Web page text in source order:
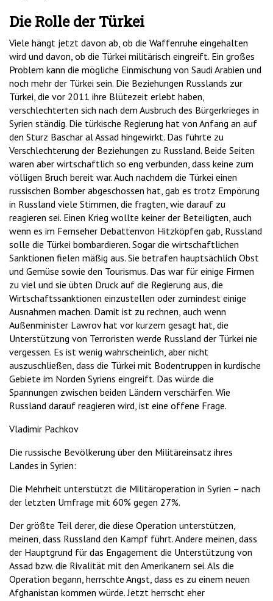
Die Rolle der Türkei
Viele hängt jetzt davon ab, ob die Waffenruhe eingehalten
wird und davon, ob die Türkei militärisch eingreift. Ein großes
Problem kann die mögliche Einmischung von Saudi Arabien und
noch mehr der Türkei sein. Die Beziehungen Russlands zur
Türkei, die vor 2011 ihre Blütezeit erlebt haben,
verschlechterten sich nach dem Ausbruch des Bürgerkrieges in
Syrien ständig. Die türkische Regierung hat von Anfang an auf
den Sturz Baschar al Assad hingewirkt. Das führte zu
Verschlechterung der Beziehungen zu Russland. Beide Seiten
waren aber wirtschaftlich so eng verbunden, dass keine zum
völligen Bruch bereit war. Auch nachdem die Türkei einen
russischen Bomber abgeschossen hat, gab es trotz Empörung
in Russland viele Stimmen, die fragten, wie darauf zu
reagieren sei. Einen Krieg wollte keiner der Beteiligten, auch
wenn es im Fernseher Debattenvon Hitzköpfen gab, Russland
solle die Türkei bombardieren. Sogar die wirtschaftlichen
Sanktionen fielen mäßig aus. Sie betrafen hauptsächlich Obst
und Gemüse sowie den Tourismus. Das war für einige Firmen
zu viel und sie übten Druck auf die Regierung aus, die
Wirtschaftssanktionen einzustellen oder zumindest einige
Ausnahmen machen. Damit ist zu rechnen, auch wenn
Außenminister Lawrov hat vor kurzem gesagt hat, die
Unterstützung von Terroristen werde Russland der Türkei nie
vergessen. Es ist wenig wahrscheinlich, aber nicht
auszuschließen, dass die Türkei mit Bodentruppen in kurdische
Gebiete im Norden Syriens eingreift. Das würde die
Spannungen zwischen beiden Ländern verschärfen. Wie
Russland darauf reagieren wird, ist eine offene Frage.
Vladimir Pachkov
Die russische Bevölkerung über den Militäreinsatz ihres
Landes in Syrien:
Die Mehrheit unterstützt die Militäroperation in Syrien – nach
der letzten Umfrage mit 60% gegen 27%.
Der größte Teil derer, die diese Operation unterstützen,
meinen, dass Russland den Kampf führt. Andere meinen, dass
der Hauptgrund für das Engagement die Unterstützung von
Assad bzw. die Rivalität mit den Amerikanern sei. Als die
Operation begann, herrschte Angst, dass es zu einem neuen
Afghanistan kommen würde. Jetzt herrscht eher